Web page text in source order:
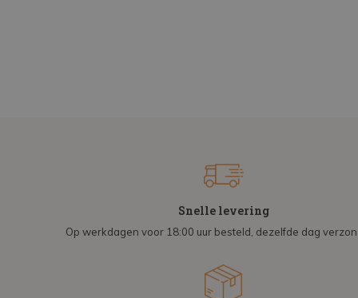
Snelle levering
Op werkdagen voor 18:00 uur besteld, dezelfde dag